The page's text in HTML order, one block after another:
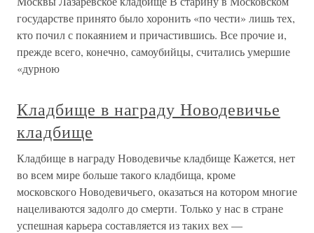
государстве принято было хоронить «по чести» лишь тех,
кто почил с покаянием и причастившись. Все прочие и,
прежде всего, конечно, самоубийцы, считались умершие
«дурною
Кладбище в награду Новодевичье
кладбище
Кладбище в награду Новодевичье кладбище Кажется, нет
во всем мире больше такого кладбища, кроме
московского Новодевичьего, оказаться на котором многие
нацеливаются задолго до смерти. Только у нас в стране
успешная карьера составляется из таких вех —